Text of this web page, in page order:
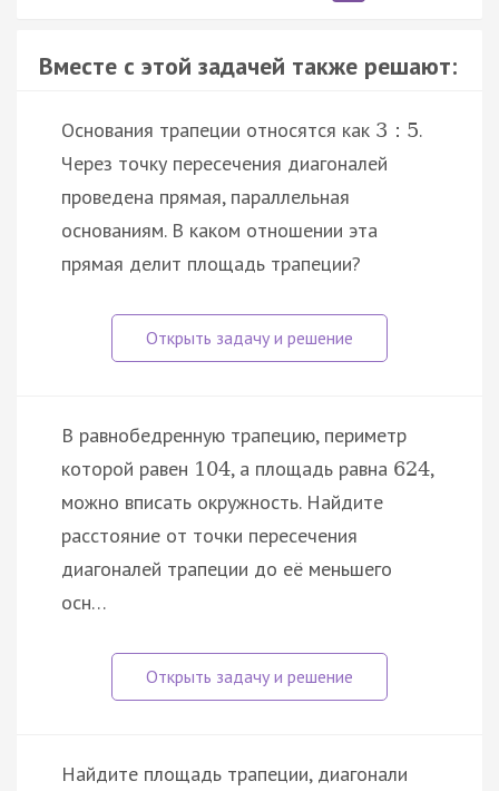
Вместе с этой задачей также решают:
Основания трапеции относятся как 3 : 5.
Через точку пересечения диагоналей
проведена прямая, параллельная
основаниям. В каком отношении эта
прямая делит площадь трапеции?
В равнобедренную трапецию, периметр
которой равен 104, а площадь равна 624,
можно вписать окружность. Найдите
расстояние от точки пересечения
диагоналей трапеции до её меньшего
осн…
Найдите площадь трапеции, диагонали